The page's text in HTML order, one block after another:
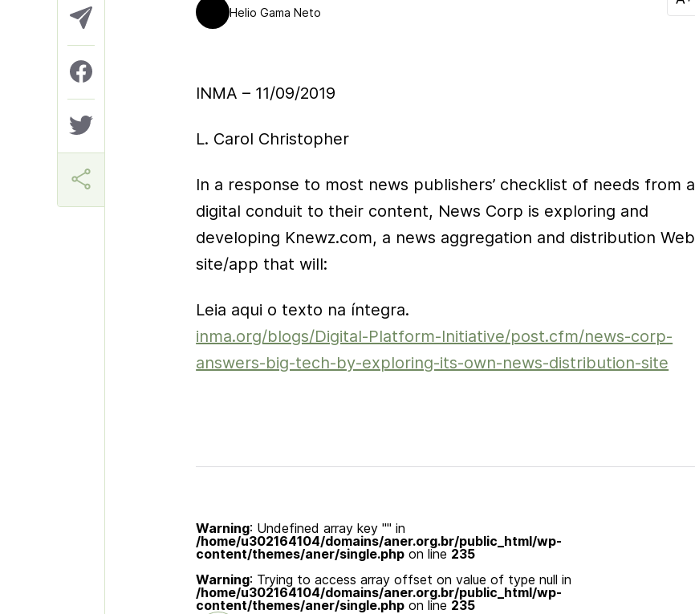
Helio Gama Neto
INMA – 11/09/2019
L. Carol Christopher
In a response to most news publishers’ checklist of needs from a
digital conduit to their content, News Corp is exploring and
developing Knewz.com, a news aggregation and distribution Web
site/app that will:
Leia aqui o texto na íntegra.
inma.org/blogs/Digital-Platform-Initiative/post.cfm/news-corp-
answers-big-tech-by-exploring-its-own-news-distribution-site
Warning: Undefined array key "" in
/home/u302164104/domains/aner.org.br/public_html/wp-
content/themes/aner/single.php on line 235
Warning: Trying to access array offset on value of type null in
/home/u302164104/domains/aner.org.br/public_html/wp-
content/themes/aner/single.php on line 235